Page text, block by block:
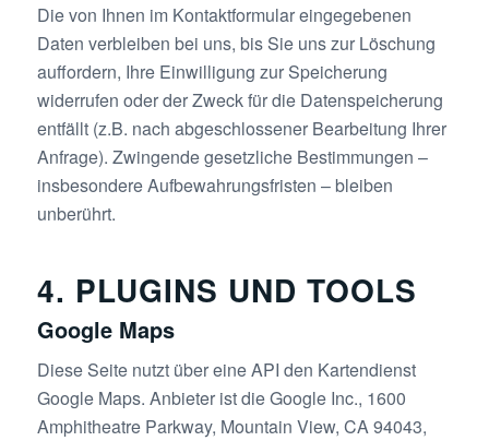
Die von Ihnen im Kontaktformular eingegebenen
Daten verbleiben bei uns, bis Sie uns zur Löschung
auffordern, Ihre Einwilligung zur Speicherung
widerrufen oder der Zweck für die Datenspeicherung
entfällt (z.B. nach abgeschlossener Bearbeitung Ihrer
Anfrage). Zwingende gesetzliche Bestimmungen –
insbesondere Aufbewahrungsfristen – bleiben
unberührt.
4. PLUGINS UND TOOLS
Google Maps
Diese Seite nutzt über eine API den Kartendienst
Google Maps. Anbieter ist die Google Inc., 1600
Amphitheatre Parkway, Mountain View, CA 94043,